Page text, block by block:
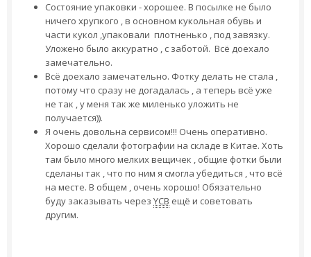
Состояние упаковки - хорошее. В посылке не было
ничего хрупкого , в основном кукольная обувь и
части кукол ,упаковали плотненько , под завязку.
Уложено было аккуратно , с заботой. Всё доехало
замечательно.
Всё доехало замечательно. Фотку делать не стала ,
потому что сразу не догадалась , а теперь всё уже
не так , у меня так же миленько уложить не
получается)).
Я очень довольна сервисом!!! Очень оперативно.
Хорошо сделали фотографии на складе в Китае. Хоть
там было много мелких вещичек , общие фотки были
сделаны так , что по ним я смогла убедиться , что всё
на месте. В общем , очень хорошо! Обязательно
буду заказывать через YCB ещё и советовать
другим.